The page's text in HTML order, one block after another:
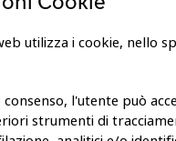
TRASPARENTE
utilizza i cookie, nello
l'utente può
strumenti di